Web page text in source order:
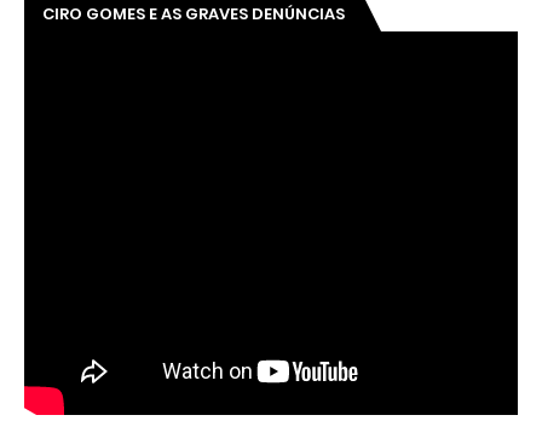
CIRO GOMES E AS GRAVES DENÚNCIAS